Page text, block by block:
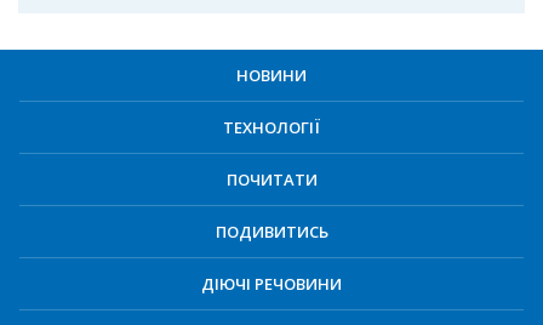
НОВИНИ
ТЕХНОЛОГІЇ
ПОЧИТАТИ
ПОДИВИТИСЬ
ДІЮЧІ РЕЧОВИНИ